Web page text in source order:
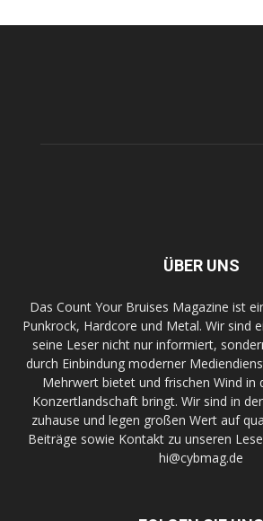
ÜBER UNS
Das Count Your Bruises Magazine ist
Punkrock, Hardcore und Metal. Wir sind
seine Leser nicht nur informiert,
durch Einbindung moderner
Mehrwert bietet und frischen Wind in
Konzertlandschaft bringt. Wir sind in
zuhause und legen großen Wert auf
Beiträge sowie Kontakt zu unseren
hi@cybmag.de